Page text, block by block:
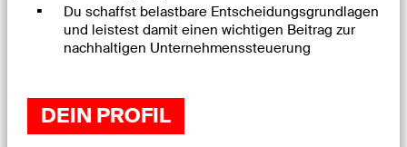
Du schaffst belastbare Entscheidungsgrundlagen
und leistest damit einen wichtigen Beitrag zur
nachhaltigen Unternehmenssteuerung
DEIN PROFIL